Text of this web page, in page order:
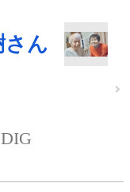
さん